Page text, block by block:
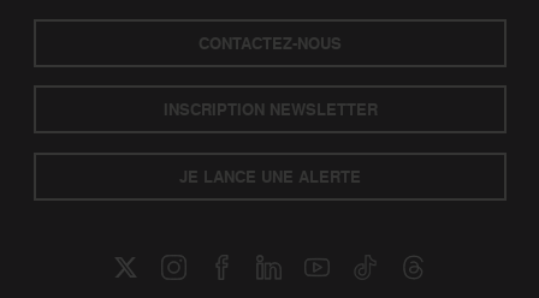
CONTACTEZ-NOUS
INSCRIPTION NEWSLETTER
JE LANCE UNE ALERTE